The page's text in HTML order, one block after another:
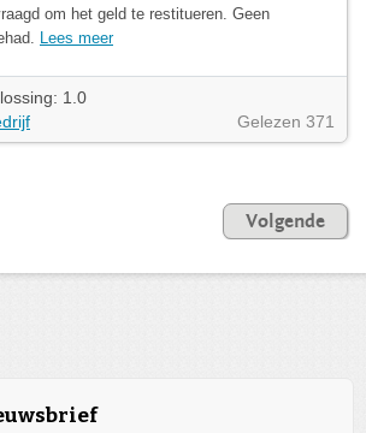
om het geld te restitueren. Geen
Lees meer
1.0
Gelezen 371
Volgende